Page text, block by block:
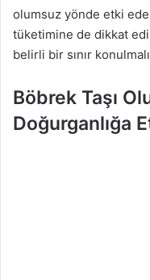
olumsuz yönde etki
tüketimine de dikkat
belirli bir sınır
Böbrek Taşı
Doğurganlığa